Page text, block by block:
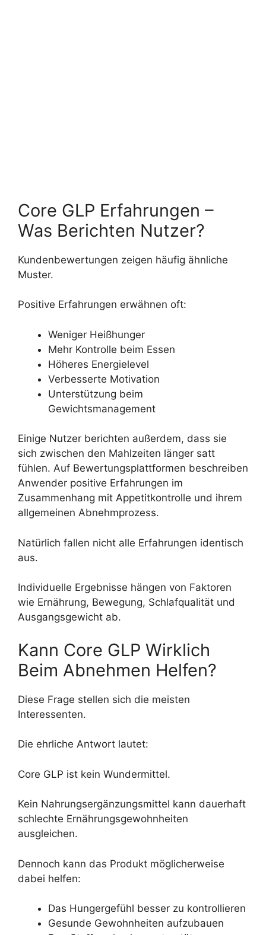
Core GLP Erfahrungen –
Was Berichten Nutzer?
Kundenbewertungen zeigen häufig ähnliche
Muster.
Positive Erfahrungen erwähnen oft:
Weniger Heißhunger
Mehr Kontrolle beim Essen
Höheres Energielevel
Verbesserte Motivation
Unterstützung beim
Gewichtsmanagement
Einige Nutzer berichten außerdem, dass sie
sich zwischen den Mahlzeiten länger satt
fühlen. Auf Bewertungsplattformen beschreiben
Anwender positive Erfahrungen im
Zusammenhang mit Appetitkontrolle und ihrem
allgemeinen Abnehmprozess.
Natürlich fallen nicht alle Erfahrungen identisch
aus.
Individuelle Ergebnisse hängen von Faktoren
wie Ernährung, Bewegung, Schlafqualität und
Ausgangsgewicht ab.
Kann Core GLP Wirklich
Beim Abnehmen Helfen?
Diese Frage stellen sich die meisten
Interessenten.
Die ehrliche Antwort lautet:
Core GLP ist kein Wundermittel.
Kein Nahrungsergänzungsmittel kann dauerhaft
schlechte Ernährungsgewohnheiten
ausgleichen.
Dennoch kann das Produkt möglicherweise
dabei helfen:
Das Hungergefühl besser zu kontrollieren
Gesunde Gewohnheiten aufzubauen